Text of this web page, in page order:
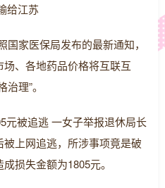
给江苏
家医保局发布的最新通知，
、各地药品价格将互联互
理”。
元被追逃 一女子举报退休局长
上网追逃，所涉事项竟是破
损失金额为1805元。